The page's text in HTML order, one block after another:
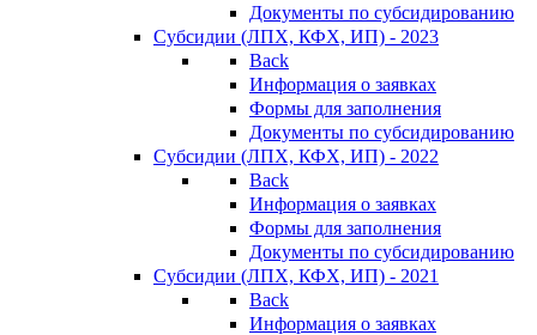
Документы по субсидированию
Субсидии (ЛПХ, КФХ, ИП) - 2023
Back
Информация о заявках
Формы для заполнения
Документы по субсидированию
Субсидии (ЛПХ, КФХ, ИП) - 2022
Back
Информация о заявках
Формы для заполнения
Документы по субсидированию
Субсидии (ЛПХ, КФХ, ИП) - 2021
Back
Информация о заявках